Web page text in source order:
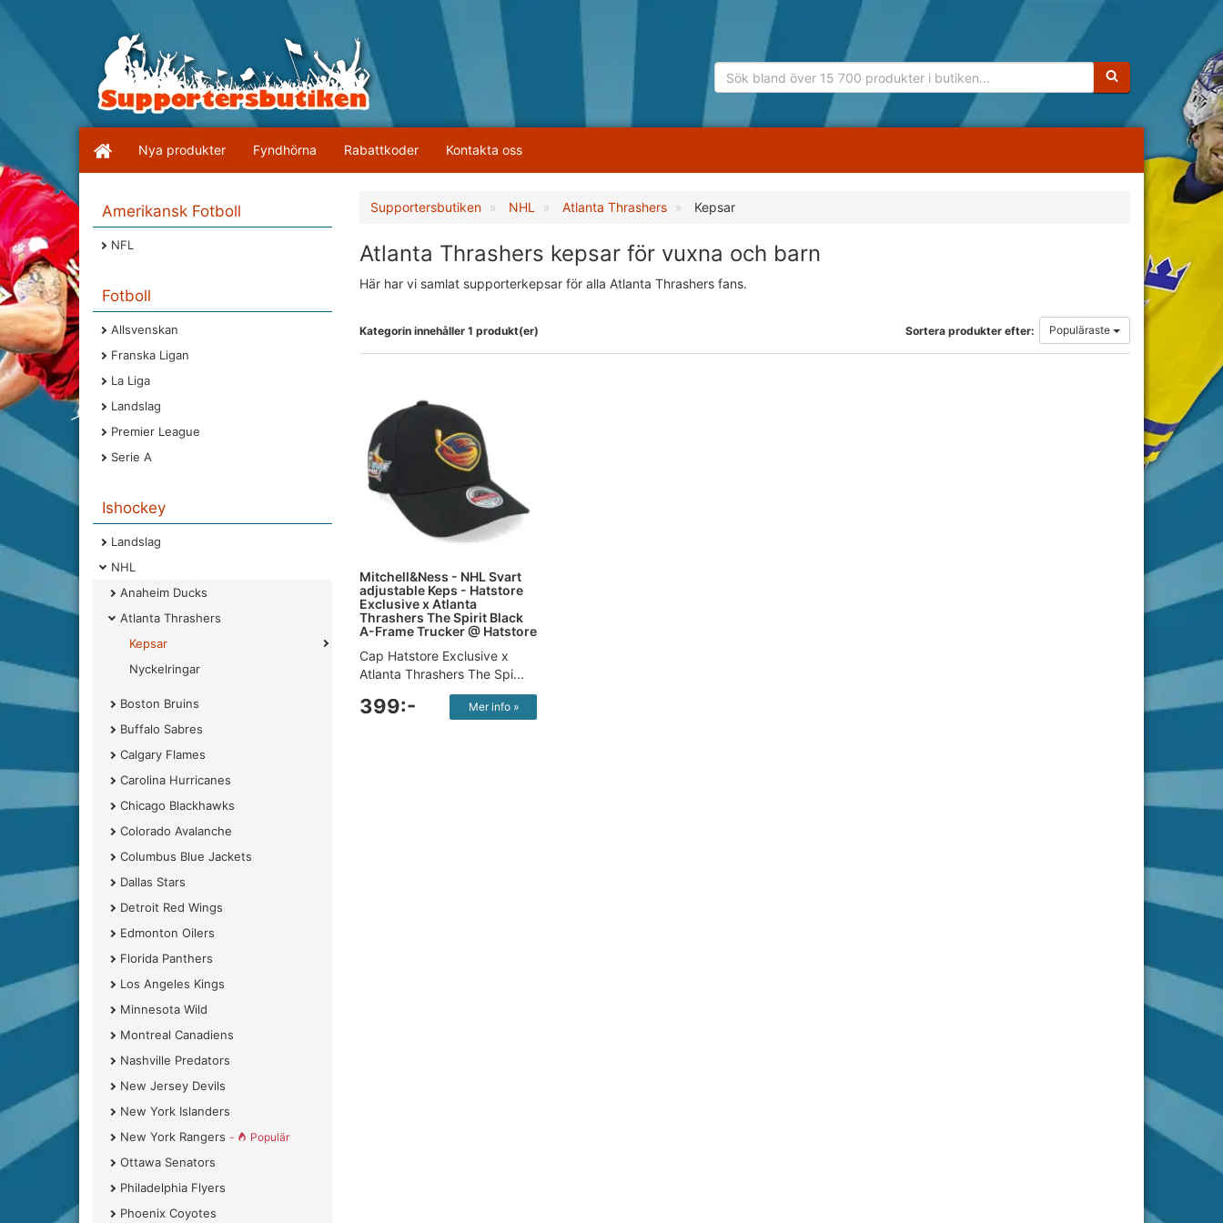
Sökfras:
Nya produkter Fyndhörna Rabattkoder Kontakta oss
Amerikansk Fotboll
NFL
Fotboll
Allsvenskan
Franska Ligan
La Liga
Landslag
Premier League
Serie A
Ishockey
Landslag
NHL
Anaheim Ducks
Atlanta Thrashers
Kepsar
Nyckelringar
Boston Bruins
Buffalo Sabres
Calgary Flames
Carolina Hurricanes
Chicago Blackhawks
Colorado Avalanche
Columbus Blue Jackets
Dallas Stars
Detroit Red Wings
Edmonton Oilers
Florida Panthers
Los Angeles Kings
Minnesota Wild
Montreal Canadiens
Nashville Predators
New Jersey Devils
New York Islanders
New York Rangers - Populär
Ottawa Senators
Philadelphia Flyers
Phoenix Coyotes
Supportersbutiken NHL Atlanta Thrashers Kepsar
Atlanta Thrashers kepsar för vuxna och barn
Här har vi samlat supporterkepsar för alla Atlanta Thrashers fans.
Kategorin innehåller 1 produkt(er) Sortera produkter efter: Populäraste
Mitchell&Ness - NHL Svart
adjustable Keps - Hatstore
Exclusive x Atlanta
Thrashers The Spirit Black
A-Frame Trucker @ Hatstore
Cap Hatstore Exclusive x
Atlanta Thrashers The Spi...
399:- Mer info »